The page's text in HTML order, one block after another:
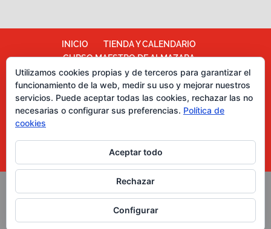
INICIO
TIENDA Y CALENDARIO
CURSO MAESTRO DE ALMAZARA
ALMAZARA ESCUELA
TÉRMINOS Y CONDICIONES
Más información sobre las cookies
Política de cookies
CATA DE CHOCOLATES
ASESORÍA Y MARKETING
CURSOS CATA DE ACEITES DE OLIVA
Copyright Grupo Oleoturismia. Al servicio del Aceite de
Oliva Virgen Extra
Utilizamos cookies propias y de terceros para garantizar el
funcionamiento de la web, medir su uso y mejorar nuestros
servicios. Puede aceptar todas las cookies, rechazar las no
necesarias o configurar sus preferencias. Política de
cookies
Aceptar todo
Rechazar
Configurar